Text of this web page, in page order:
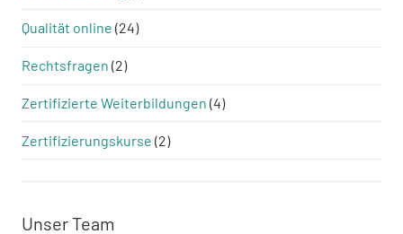
Qualität online (24)
Rechtsfragen (2)
Zertifizierte Weiterbildungen (4)
Zertifizierungskurse (2)
Unser Team